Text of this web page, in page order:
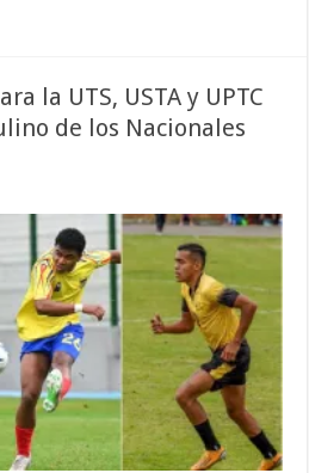
la UTS, USTA y UPTC
de los Nacionales